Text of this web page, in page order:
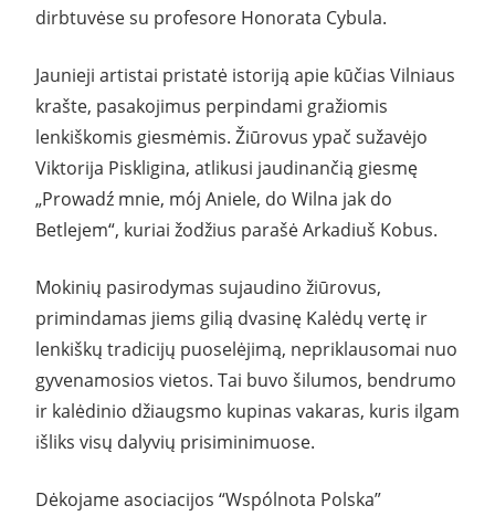
dirbtuvėse su profesore Honorata Cybula.
Jaunieji artistai pristatė istoriją apie kūčias Vilniaus
krašte, pasakojimus perpindami gražiomis
lenkiškomis giesmėmis. Žiūrovus ypač sužavėjo
Viktorija Piskligina, atlikusi jaudinančią giesmę
„Prowadź mnie, mój Aniele, do Wilna jak do
Betlejem“, kuriai žodžius parašė Arkadiuš Kobus.
Mokinių pasirodymas sujaudino žiūrovus,
primindamas jiems gilią dvasinę Kalėdų vertę ir
lenkiškų tradicijų puoselėjimą, nepriklausomai nuo
gyvenamosios vietos. Tai buvo šilumos, bendrumo
ir kalėdinio džiaugsmo kupinas vakaras, kuris ilgam
išliks visų dalyvių prisiminimuose.
Dėkojame asociacijos “Wspólnota Polska”